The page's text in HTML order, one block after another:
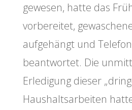
gewesen, hatte das
vorbereitet,
aufgehängt und
beantwortet. Die
Erledigung dieser
Haushaltsarbeiten